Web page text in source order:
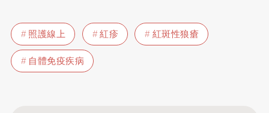
照護線上 紅疹
紅斑性狼瘡
自體免疫疾病